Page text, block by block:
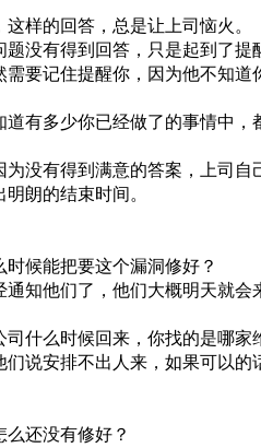
样的回答，总是让上司恼火。
题没有得到回答，只是起到了提
需要记住提醒你，因为他不知道
道有多少你已经做了的事情中，
为没有得到满意的答案，上司自
朗的结束时间。
时候能把要这个漏洞修好？
通知他们了，他们大概明天就会
司什么时候回来，你找的是哪家
们说安排不出人来，如果可以的
么还没有修好？